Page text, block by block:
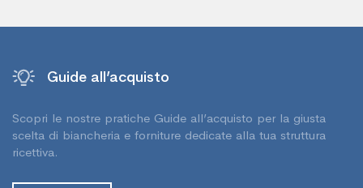
Guide all’acquisto
Scopri le nostre pratiche Guide all’acquisto per la giusta
scelta di biancheria e forniture dedicate alla tua struttura
ricettiva.